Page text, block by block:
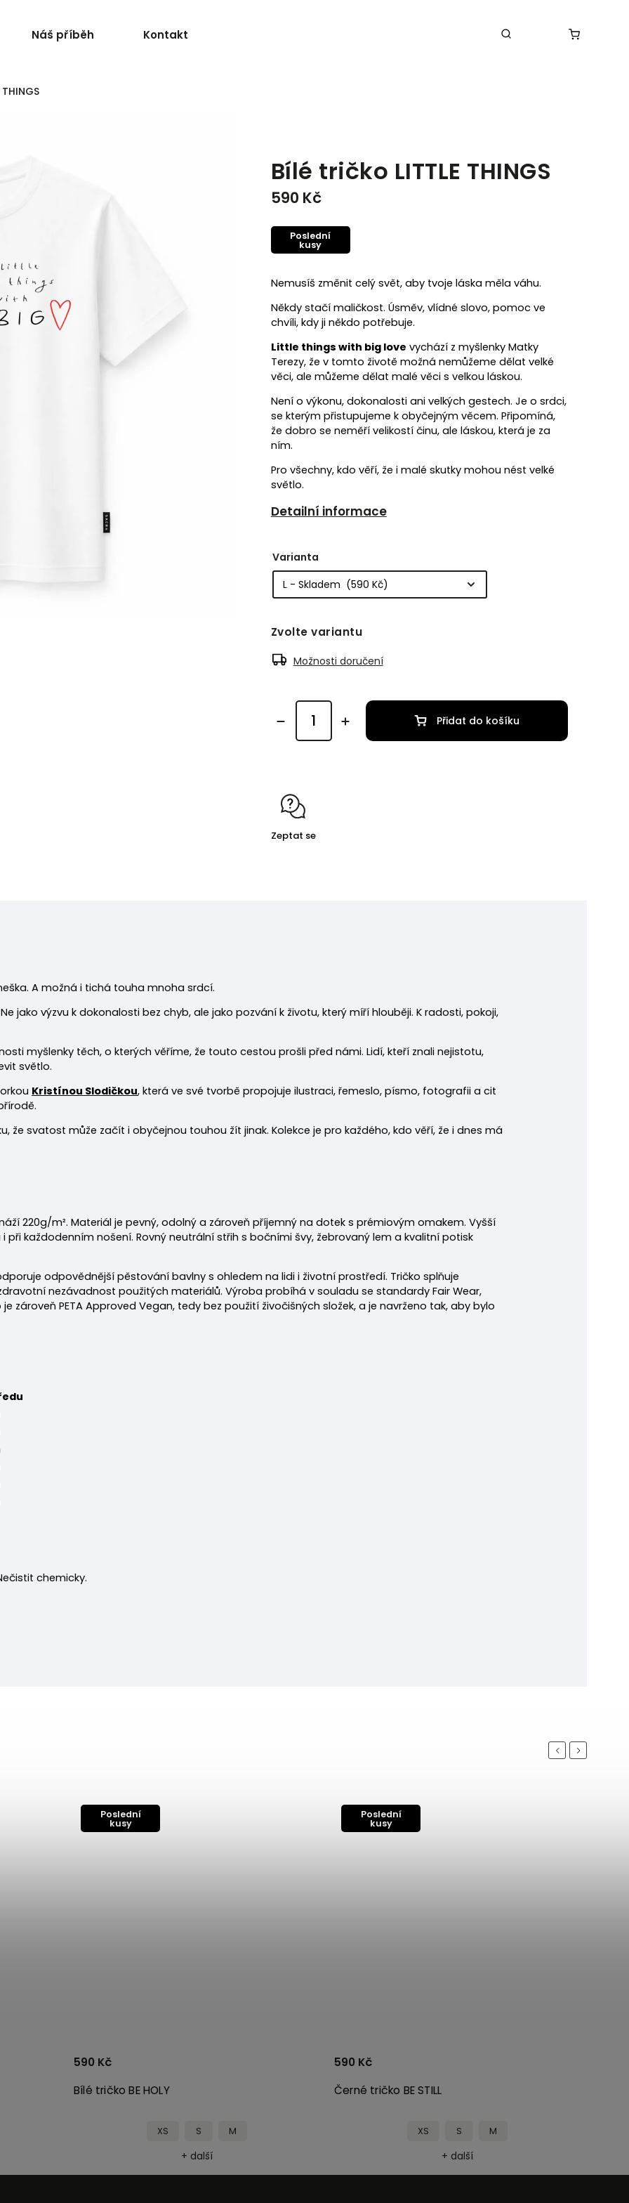
Náš příběh Kontakt
Bílé tričko LITTLE THINGS
590 Kč
Nemusíš změnit celý svět, aby tvoje láska měla váhu.
Někdy stačí maličkost. Úsměv, vlídné slovo, pomoc ve
chvíli, kdy ji někdo potřebuje.
Little things with big love vychází z myšlenky Matky
Terezy, že v tomto životě možná nemůžeme dělat velké
věci, ale můžeme dělat malé věci s velkou láskou.
Není o výkonu, dokonalosti ani velkých gestech. Je o srdci,
se kterým přistupujeme k obyčejným věcem. Připomíná,
že dobro se neměří velikostí činu, ale láskou, která je za
ním.
Pro všechny, kdo věří, že i malé skutky mohou nést velké
světlo.
Detailní informace
Poslední
kusy
Varianta
Zvolte variantu
Možnosti doručení
Přidat do košíku
Zeptat se
A možná i tichá touha mnoha srdcí.
jako výzvu k dokonalosti bez chyb, ale jako pozvání k životu, který míří hlouběji. K radosti, pokoji,
myšlenky těch, o kterých věříme, že touto cestou prošli před námi. Lidí, kteří znali nejistotu,
světlo.
Kristínou Slodičkou, která ve své tvorbě propojuje ilustraci, řemeslo, písmo, fotografii a cit
že svatost může začít i obyčejnou touhou žít jinak. Kolekce je pro každého, kdo věří, že i dnes má
220g/m². Materiál je pevný, odolný a zároveň příjemný na dotek s prémiovým omakem. Vyšší
každodenním nošení. Rovný neutrální střih s bočními švy, žebrovaný lem a kvalitní potisk
odpovědnější pěstování bavlny s ohledem na lidi i životní prostředí. Tričko splňuje
zdravotní nezávadnost použitých materiálů. Výroba probíhá v souladu se standardy Fair Wear,
zároveň PETA Approved Vegan, tedy bez použití živočišných složek, a je navrženo tak, aby bylo
chemicky.
Previous
Poslední
kusy
Bílé tričko BE HOLY
590 Kč
XS S M
+ další
Poslední
kusy
Černé tričko BE STILL
590 Kč
XS S M
+ další
Next